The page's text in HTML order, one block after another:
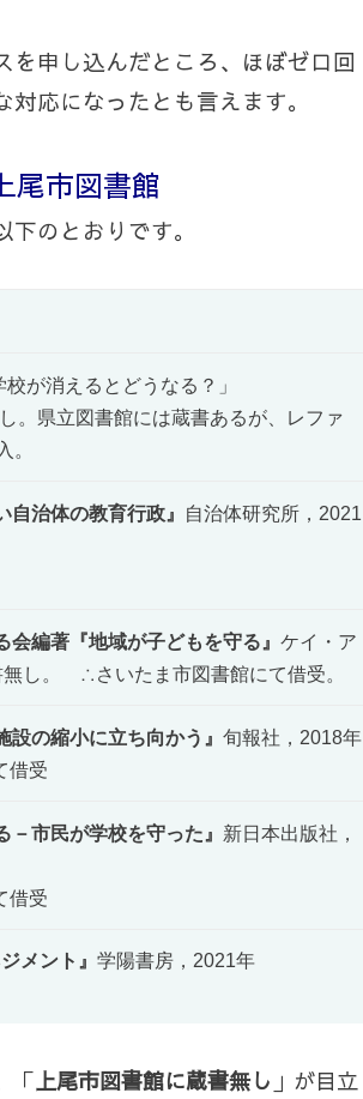
申し込んだところ、ほぼゼロ回
応になったとも言えます。
尾市図書館
のとおりです。
が消えるとどうなる？」
。県立図書館には蔵書あるが、レファ
。
治体の教育行政』
自治体研究所，2021
編著『地域が子どもを守る』 ケイ・ア
し。 ∴さいたま市図書館にて借受。
の縮小に立ち向かう』 旬報社，2018年
借受
市民が学校を守った』 新日本出版社，
借受
メント』 学陽書房，2021年
「上尾市図書館に蔵書無し 」が目立